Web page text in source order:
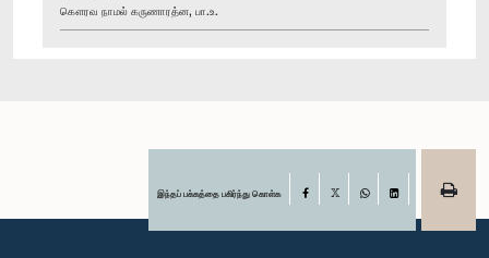
கௌரவ நாமல் கருணாரத்ன, பா.உ.
இந்தப் பக்கத்தை பகிர்ந்து கொள்க Facebook